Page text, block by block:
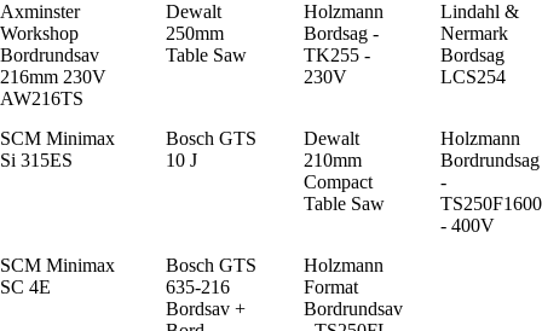
Axminster
Workshop
Bordrundsav
216mm 230V
AW216TS
Dewalt
250mm
Table Saw
Holzmann
Bordsag -
TK255 -
230V
Lindahl &
Nermark
Bordsag
LCS254
SCM Minimax
Si 315ES
Bosch GTS
10 J
Dewalt
210mm
Compact
Table Saw
Holzmann
Bordrundsag
-
TS250F1600
- 400V
SCM Minimax
SC 4E
Bosch GTS
635-216
Bordsav +
Holzmann
Format
Bordrundsav